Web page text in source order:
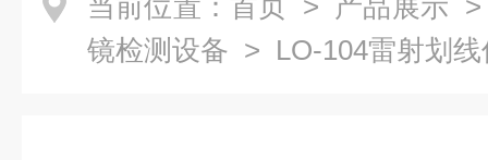
当前位置： 首页 > 产品展示
镜检测设备 > LO-104雷射划线